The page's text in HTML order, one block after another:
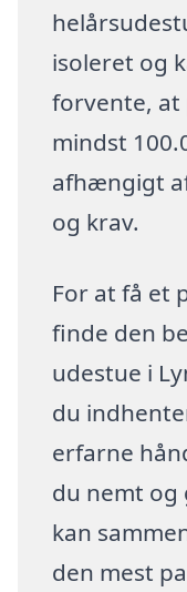
isoleret og
forvente, at
mindst
afhængigt
og krav.
For at få et
finde den
udestue i
du
erfarne
du nemt og
kan
den mest